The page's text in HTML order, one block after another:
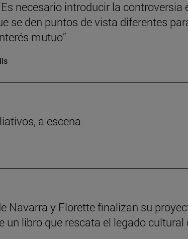
necesario introducir la controversia
se den puntos de vista diferentes
mutuo”
a escena
Navarra y Florette finalizan su
un libro que rescata el legado cultural